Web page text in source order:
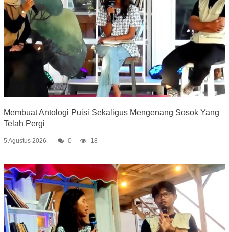
Membuat Antologi Puisi Sekaligus Mengenang Sosok Yang
Telah Pergi
5 Agustus 2026 0 18